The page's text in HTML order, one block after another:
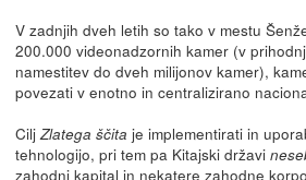
V zadnjih dveh letih so tako v mestu
200.000 videonadzornih kamer (v
namestitev do dveh milijonov kamer),
povezati v enotno in centralizirano
Cilj Zlatega ščita je implementirati in
tehnologijo, pri tem pa Kitajski državi
zahodni kapital in nekatere zahodne